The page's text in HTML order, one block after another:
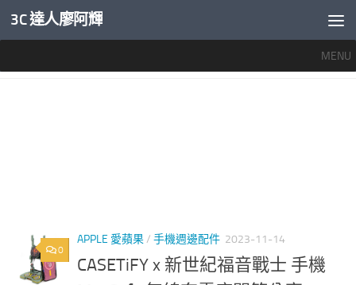
內文下方
3C 達人廖阿輝
MENU
0
APPLE 愛蘋果/ 手機週邊配件 2023-11-14
CASETiFY x 新世紀福音戰士 手機